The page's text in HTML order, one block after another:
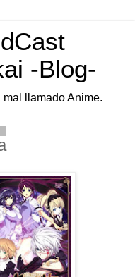
-Blog-
llamado Anime.